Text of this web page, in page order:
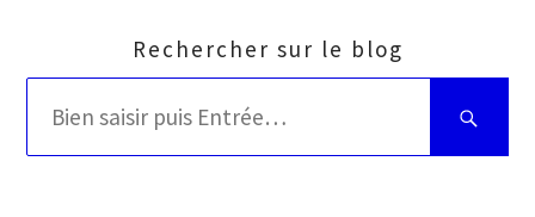
Rechercher sur le blog
Bien
saisir